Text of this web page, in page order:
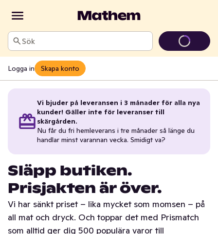
Sök
Logga in Skapa konto
Vi bjuder på leveransen i 3 månader för alla nya
kunder! Gäller inte för leveranser till
skärgården.
Nu får du fri hemleverans i tre månader så länge du
handlar minst varannan vecka. Smidigt va?
Släpp butiken.
Prisjakten är över.
Vi har sänkt priset – lika mycket som momsen – på
all mat och dryck. Och toppar det med Prismatch
som alltid ger dig 500 populära varor till